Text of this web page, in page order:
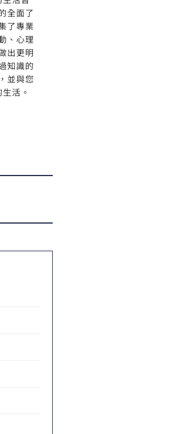
全面了
了專業
、心理
出更明
知識的
並與您
活。